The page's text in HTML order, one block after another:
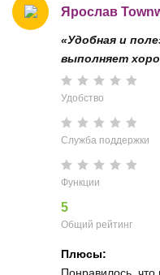
Ярослав
«Удобная и
выполняет
Удобство
Служба поддержки
Функции
5
Общий рейтинг
Плюсы:
Понравилось,